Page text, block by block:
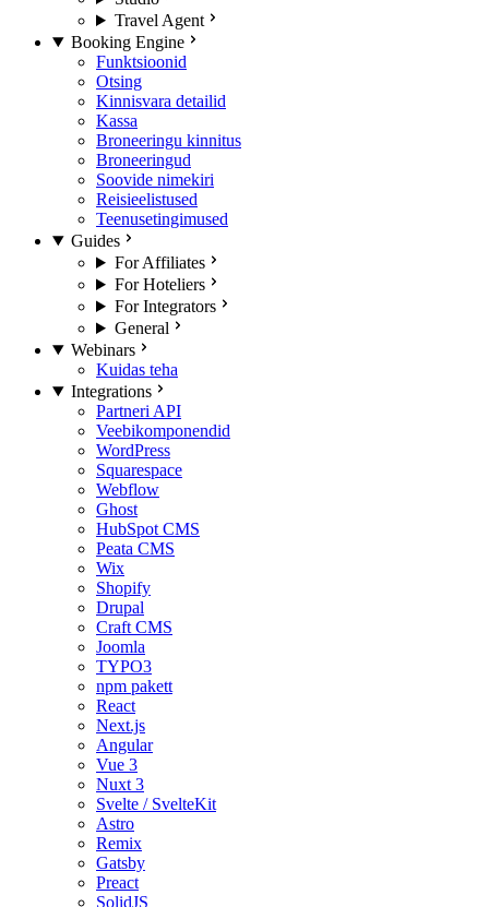
Travel Agent
Booking Engine
Funktsioonid
Otsing
Kinnisvara detailid
Kassa
Broneeringu kinnitus
Broneeringud
Soovide nimekiri
Reisieelistused
Teenusetingimused
Guides
For Affiliates
For Hoteliers
For Integrators
General
Webinars
Kuidas teha
Integrations
Partneri API
Veebikomponendid
WordPress
Squarespace
Webflow
Ghost
HubSpot CMS
Peata CMS
Wix
Shopify
Drupal
Craft CMS
Joomla
TYPO3
npm pakett
React
Next.js
Angular
Vue 3
Nuxt 3
Svelte / SvelteKit
Astro
Remix
Gatsby
Preact
SolidJS